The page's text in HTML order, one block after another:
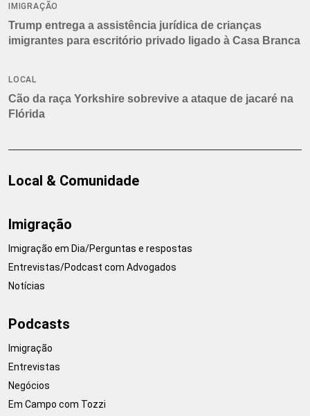
IMIGRAÇÃO
Trump entrega a assistência jurídica de crianças
imigrantes para escritório privado ligado à Casa Branca
LOCAL
Cão da raça Yorkshire sobrevive a ataque de jacaré na
Flórida
Local & Comunidade
Imigração
Imigração em Dia/Perguntas e respostas
Entrevistas/Podcast com Advogados
Notícias
Podcasts
Imigração
Entrevistas
Negócios
Em Campo com Tozzi